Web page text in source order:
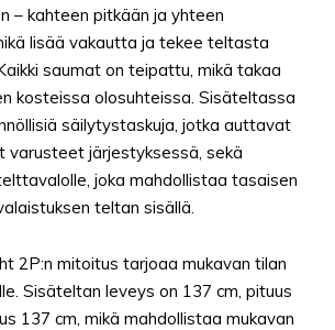
– kahteen pitkään ja yhteen
lisää vakautta ja tekee teltasta
saumat on teipattu, mikä takaa
kosteissa olosuhteissa. Sisäteltassa
säilytystaskuja, jotka auttavat
varusteet järjestyksessä, sekä
joka mahdollistaa tasaisen
teltan sisällä.
2P:n mitoitus tarjoaa mukavan tilan
Sisäteltan leveys on 137 cm, pituus
137 cm, mikä mahdollistaa mukavan